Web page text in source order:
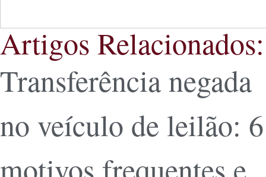
Artigos Relacionados:
Transferência negada
no veículo de leilão: 6
motivos frequentes e